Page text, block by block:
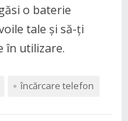
o baterie
tale și să-ți
în utilizare.
încărcare telefon